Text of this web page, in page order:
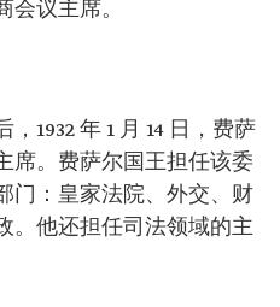
会议主席。
1932 年 1 月 14 日，费萨
席。费萨尔国王担任该委
门：皇家法院、外交、财
。他还担任司法领域的主